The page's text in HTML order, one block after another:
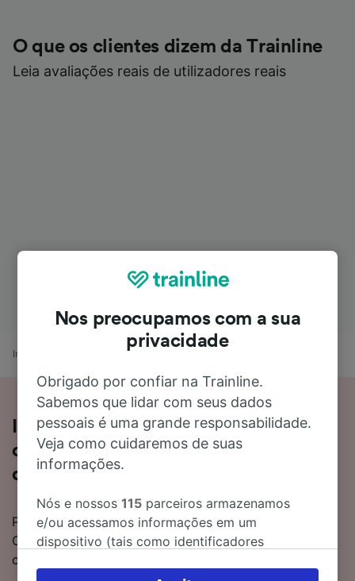
O que os clientes dizem da Trainline
Leia avaliações reais de utilizadores reais
Início Horários de comboio
Informações sobre a viagem de
comboio de Ribadavia para Santiago
de Compostela
Pretende viajar de Ribadavia para Santiago de
Compostela de comboio? Inicie a sua viagem
connosco.
Nos preocupamos com a sua
privacidade
Obrigado por confiar na Trainline.
Sabemos que lidar com seus dados
pessoais é uma grande responsabilidade.
Veja como cuidaremos de suas
informações.
Nós e nossos115 parceiros armazenamos
e/ou acessamos informações em um
dispositivo (tais como identificadores